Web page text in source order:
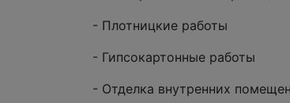
- Плотницкие работы
- Гипсокартонные работы
- Отделка внутренних